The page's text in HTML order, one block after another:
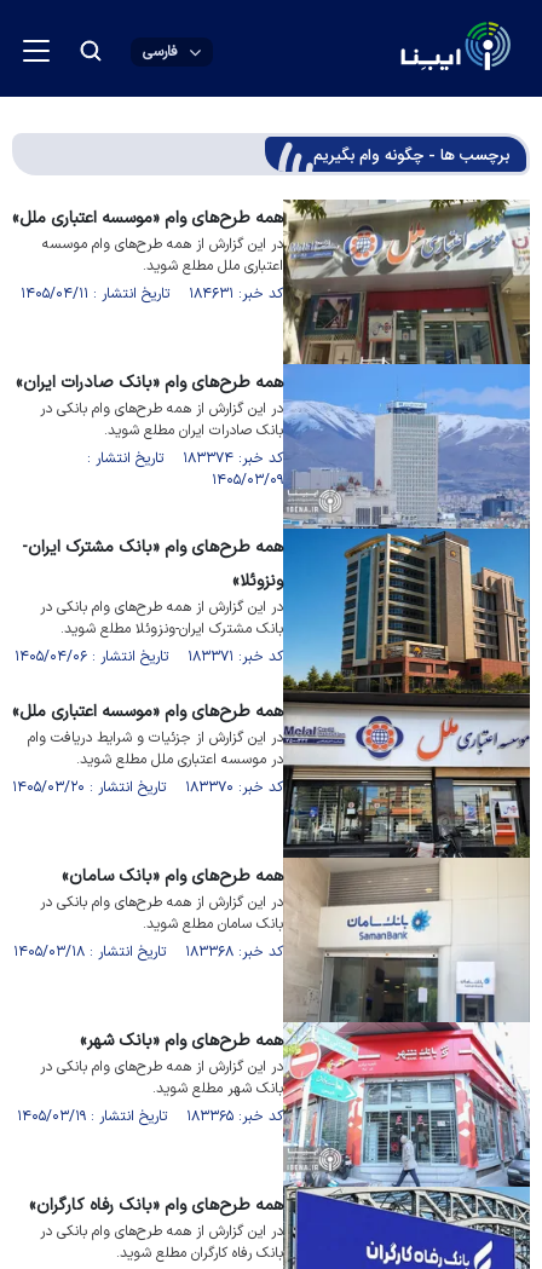
فارسی
برچسب ها - چگونه وام بگیریم
همه طرح‌های وام «موسسه اعتباری ملل»
در این گزارش از همه طرح‌های وام موسسه
اعتباری ملل مطلع شوید.
کد خبر: ۱۸۴۶۳۱ تاریخ انتشار : ۱۴۰۵/۰۴/۱۱
همه طرح‌های وام «بانک صادرات ایران»
در این گزارش از همه طرح‌های وام بانکی در
بانک صادرات ایران مطلع شوید.
کد خبر: ۱۸۳۳۷۴ تاریخ انتشار :
۱۴۰۵/۰۳/۰۹
همه طرح‌های وام «بانک مشترک ایران‌-‌
ونزوئلا»
در این گزارش از همه طرح‌های وام بانکی در
بانک مشترک ایران‌-‌ونزوئلا مطلع شوید.
کد خبر: ۱۸۳۳۷۱ تاریخ انتشار : ۱۴۰۵/۰۴/۰۶
همه طرح‌های وام «موسسه اعتباری ملل»
در این گزارش از جزئیات و شرایط دریافت وام
در موسسه اعتباری ملل مطلع شوید.
کد خبر: ۱۸۳۳۷۰ تاریخ انتشار : ۱۴۰۵/۰۳/۲۰
همه طرح‌های وام «بانک سامان»
در این گزارش از همه طرح‌های وام بانکی در
بانک سامان مطلع شوید.
کد خبر: ۱۸۳۳۶۸ تاریخ انتشار : ۱۴۰۵/۰۳/۱۸
همه طرح‌های وام «بانک شهر»
در این گزارش از همه طرح‌های وام بانکی در
بانک شهر مطلع شوید.
کد خبر: ۱۸۳۳۶۵ تاریخ انتشار : ۱۴۰۵/۰۳/۱۹
همه طرح‌های وام «بانک رفاه کارگران»
در این گزارش از همه طرح‌های وام بانکی در
بانک رفاه کارگران مطلع شوید.